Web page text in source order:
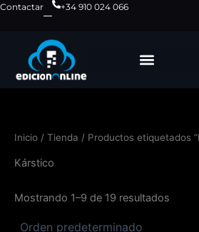
Ir
contenido
Contactar
+34 910 024 066
Inicio / Tienda / Productos etiquetados
Kárstico
Mostrando 1–9 de 19 resultados